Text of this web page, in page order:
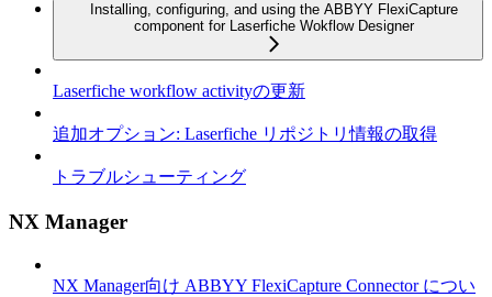
Installing, configuring, and using the ABBYY FlexiCapture
component for Laserfiche Wokflow Designer
Laserfiche workflow activityの更新
追加オプション: Laserfiche リポジトリ情報の取得
トラブルシューティング
NX Manager
NX Manager向け ABBYY FlexiCapture Connector につい